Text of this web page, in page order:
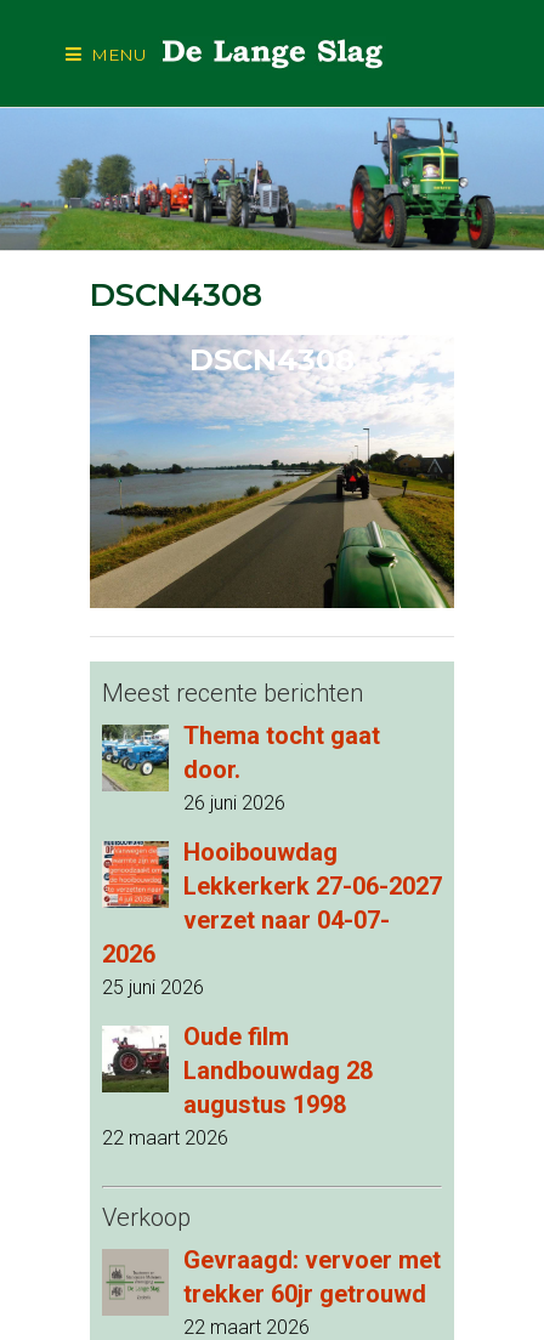
MENU
DSCN4308
DSCN4308
Meest recente berichten
Thema tocht gaat
door.
26 juni 2026
Hooibouwdag
Lekkerkerk 27-06-2027
verzet naar 04-07-
2026
25 juni 2026
Oude film
Landbouwdag 28
augustus 1998
22 maart 2026
Verkoop
Gevraagd: vervoer met
trekker 60jr getrouwd
22 maart 2026